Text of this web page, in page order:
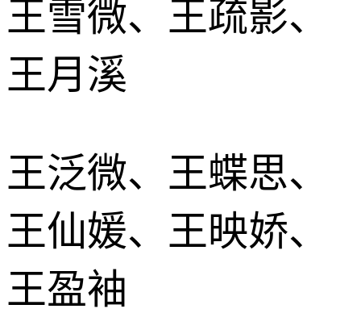
王雪微、王疏影、
王月溪
王泛微、王蝶思、
王仙媛、王映娇、
王盈袖